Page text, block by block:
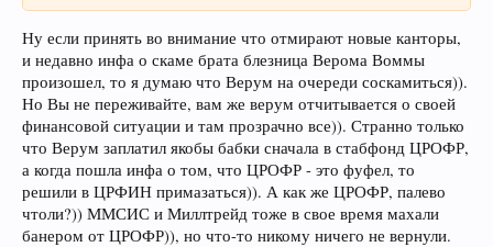
Ну если принять во внимание что отмирают новые канторы,
и недавно инфа о скаме брата блезница Верома Воммы
произошел, то я думаю что Верум на очереди соскамиться)).
Но Вы не переживайте, вам же верум отчитывается о своей
финансовой ситуации и там прозрачно все)). Странно только
что Верум заплатил якобы бабки сначала в стабфонд ЦРОФР,
а когда пошла инфа о том, что ЦРОФР - это фуфел, то
решили в ЦРФИН примазаться)). А как же ЦРОФР, палево
чтоли?)) ММСИС и Миллтрейд тоже в свое время махали
банером от ЦРОФР)), но что-то никому ничего не вернули.